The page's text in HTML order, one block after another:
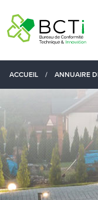
ACCUEIL / ANNUAIRE